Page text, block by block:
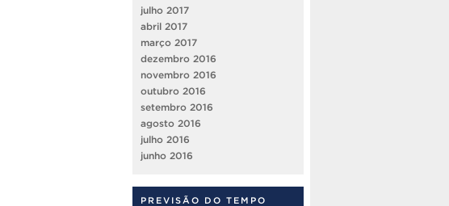
julho 2017
abril 2017
março 2017
dezembro 2016
novembro 2016
outubro 2016
setembro 2016
agosto 2016
julho 2016
junho 2016
PREVISÃO DO TEMPO